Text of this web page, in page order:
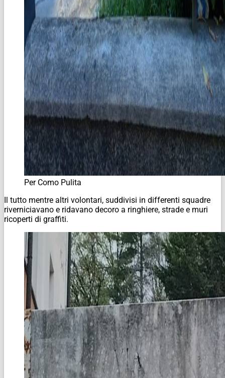
Per Como Pulita
Il tutto mentre altri volontari, suddivisi in differenti squadre
riverniciavano e ridavano decoro a ringhiere, strade e muri
ricoperti di graffiti.